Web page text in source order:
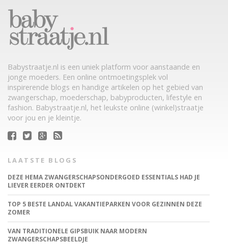
Babystraatje.nl is een uniek platform voor aanstaande en
jonge moeders. Een online ontmoetingsplek vol
inspirerende blogs en handige artikelen op het gebied van
zwangerschap, moederschap, babyproducten, lifestyle en
fashion. Babystraatje.nl, het leukste online (winkel)straatje
voor jou en je kleintje.
LAATSTE BLOGS
DEZE HEMA ZWANGERSCHAPSONDERGOED ESSENTIALS HAD JE
LIEVER EERDER ONTDEKT
TOP 5 BESTE LANDAL VAKANTIEPARKEN VOOR GEZINNEN DEZE
ZOMER
VAN TRADITIONELE GIPSBUIK NAAR MODERN
ZWANGERSCHAPSBEELDJE